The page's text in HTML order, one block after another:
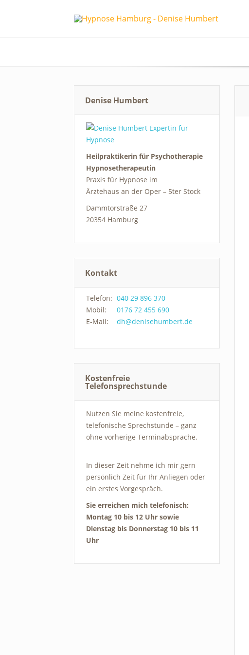
Denise Humbert
Heilpraktikerin für Psychotherapie
Hypnosetherapeutin
Praxis für Hypnose im
Ärztehaus an der Oper – 5ter Stock
Dammtorstraße 27
20354 Hamburg
Kontakt
Telefon: 040 29 896 370
Mobil:
0176 72 455 690
E-Mail:
dh@denisehumbert.de
Kostenfreie
Telefonsprechstunde
Nutzen Sie meine kostenfreie,
telefonische Sprechstunde – ganz
ohne vorherige Terminabsprache.
In dieser Zeit nehme ich mir gern
persönlich Zeit für Ihr Anliegen oder
ein erstes Vorgespräch.
Sie erreichen mich telefonisch:
Montag 10 bis 12 Uhr sowie
Dienstag bis Donnerstag 10 bis 11
Uhr